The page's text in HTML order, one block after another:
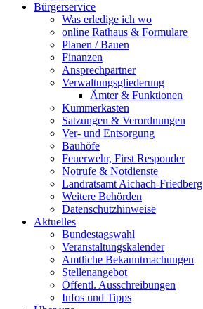
Bürgerservice
Was erledige ich wo
online Rathaus & Formulare
Planen / Bauen
Finanzen
Ansprechpartner
Verwaltungsgliederung
Ämter & Funktionen
Kummerkasten
Satzungen & Verordnungen
Ver- und Entsorgung
Bauhöfe
Feuerwehr, First Responder
Notrufe & Notdienste
Landratsamt Aichach-Friedberg
Weitere Behörden
Datenschutzhinweise
Aktuelles
Bundestagswahl
Veranstaltungskalender
Amtliche Bekanntmachungen
Stellenangebot
Öffentl. Ausschreibungen
Infos und Tipps